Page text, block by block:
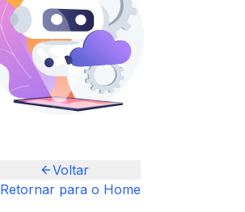
Voltar
Retornar para o Home